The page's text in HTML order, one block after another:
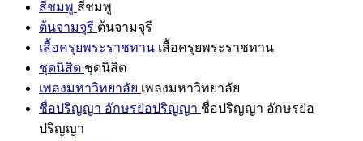
สีชมพู สีชมพู
ต้นจามจุรี ต้นจามจุรี
เสื้อครุยพระราชทาน เสื้อครุยพระราชทาน
ชุดนิสิต ชุดนิสิต
เพลงมหาวิทยาลัย เพลงมหาวิทยาลัย
ชื่อปริญญา อักษรย่อปริญญา ชื่อปริญญา อักษรย่อ
ปริญญา